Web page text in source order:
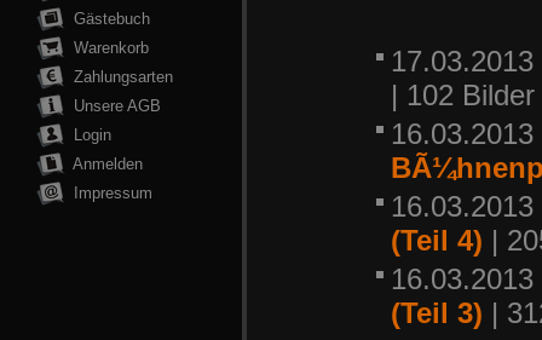
Gästebuch
Warenkorb
Zahlungsarten
Unsere AGB
Login
Anmelden
Impressum
| 102 Bilder
(Teil 4) |
(Teil 3) |